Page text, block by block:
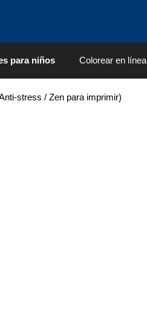
para niños Colorear en línea
stress / Zen para imprimir)